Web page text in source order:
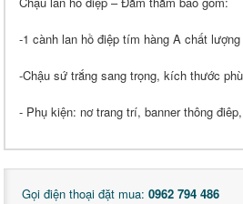
-1 cành lan hồ điệp tím hàng A chất lượng
-Chậu sứ trắng sang trọng, kích thước
- Phụ kiện: nơ trang trí, banner thông
Gọi điện thoại đặt mua: 0962 794 486